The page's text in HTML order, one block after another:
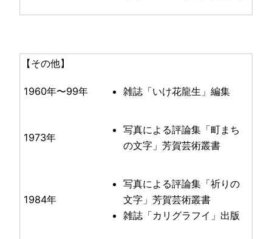
【その他】
1960年〜99年 雑誌「いけ花龍生」編集
1973年
写真による評論集「町まち
の文字」芳賀芸術叢書
1984年
写真による評論集「祈りの
文字」芳賀芸術叢書
雑誌「カリグラフイ」出版